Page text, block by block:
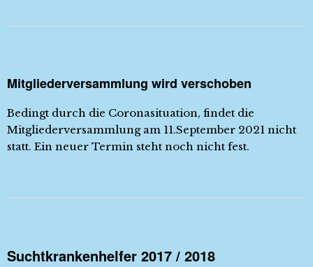
Mitgliederversammlung wird verschoben
Bedingt durch die Coronasituation, findet die
Mitgliederversammlung am 11.September 2021 nicht
statt. Ein neuer Termin steht noch nicht fest.
Suchtkrankenhelfer 2017 / 2018